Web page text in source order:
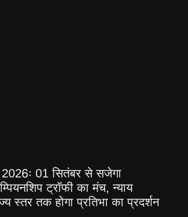
01 सितंबर से सजेगा
ट्रॉफी का मंच, न्याय
स्तर तक होगा प्रतिभा का प्रदर्शन